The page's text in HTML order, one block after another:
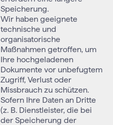
Speicherung.
Wir haben geeignete
technische und
organisatorische
Maßnahmen getroffen, um
Ihre hochgeladenen
Dokumente vor unbefugtem
Zugriff, Verlust oder
Missbrauch zu schützen.
Sofern Ihre Daten an Dritte
(z. B. Dienstleister, die bei
der Speicherung der